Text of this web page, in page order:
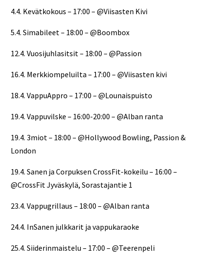
4.4. Kevätkokous – 17:00 – @Viisasten Kivi
5.4. Simabileet – 18:00 – @Boombox
12.4. Vuosijuhlasitsit – 18:00 – @Passion
16.4. Merkkiompeluilta – 17:00 – @Viisasten kivi
18.4. VappuAppro – 17:00 – @Lounaispuisto
19.4. Vappuvilske – 16:00-20:00 – @Alban ranta
19.4. 3miot – 18:00 – @Hollywood Bowling, Passion &
London
19.4. Sanen ja Corpuksen CrossFit-kokeilu – 16:00 –
@CrossFit Jyväskylä, Sorastajantie 1
23.4. Vappugrillaus – 18:00 – @Alban ranta
24.4. InSanen julkkarit ja vappukaraoke
25.4. Siiderinmaistelu – 17:00 – @Teerenpeli